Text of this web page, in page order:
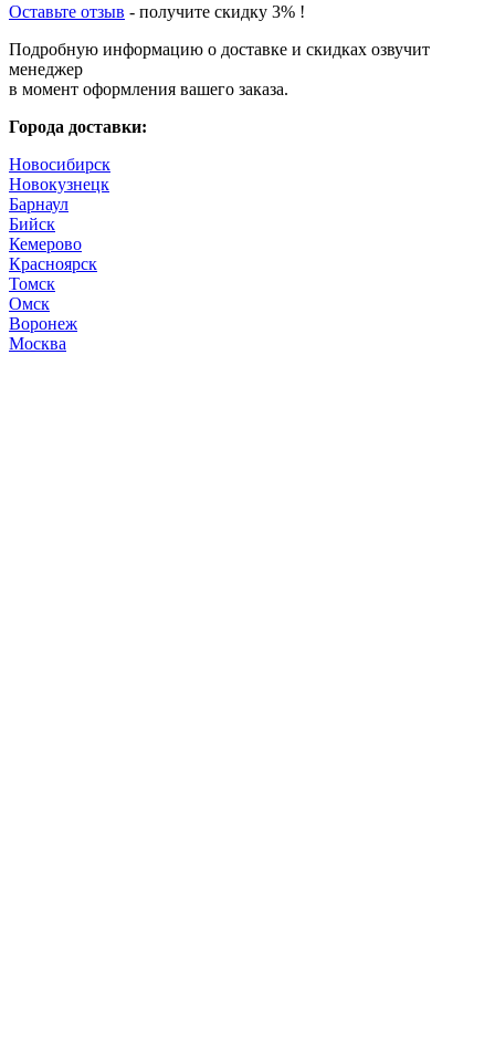
Оставьте отзыв - получите скидку 3% !
Подробную информацию о доставке и скидках озвучит
менеджер
в момент оформления вашего заказа.
Города доставки:
Новосибирск
Новокузнецк
Барнаул
Бийск
Кемерово
Красноярск
Томск
Омск
Воронеж
Москва